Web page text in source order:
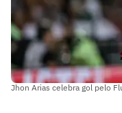
Jhon Arias celebra gol pelo